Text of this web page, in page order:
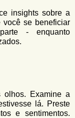
insights sobre a
você se beneficiar
- enquanto
Examine a
lá. Preste
e sentimentos.